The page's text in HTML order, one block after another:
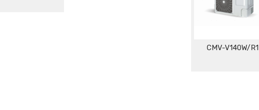
CMV-V140W/R1